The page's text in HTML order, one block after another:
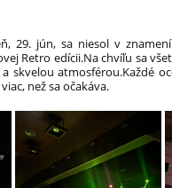
29. jún, sa niesol v
Retro edícii.Na chvíľu sa
skvelou atmosférou.Každé
než sa očakáva.